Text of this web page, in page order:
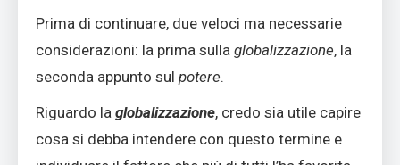
Prima di continuare, due veloci ma necessarie
considerazioni: la prima sulla globalizzazione, la
seconda appunto sul potere.
Riguardo la globalizzazione, credo sia utile capire
cosa si debba intendere con questo termine e